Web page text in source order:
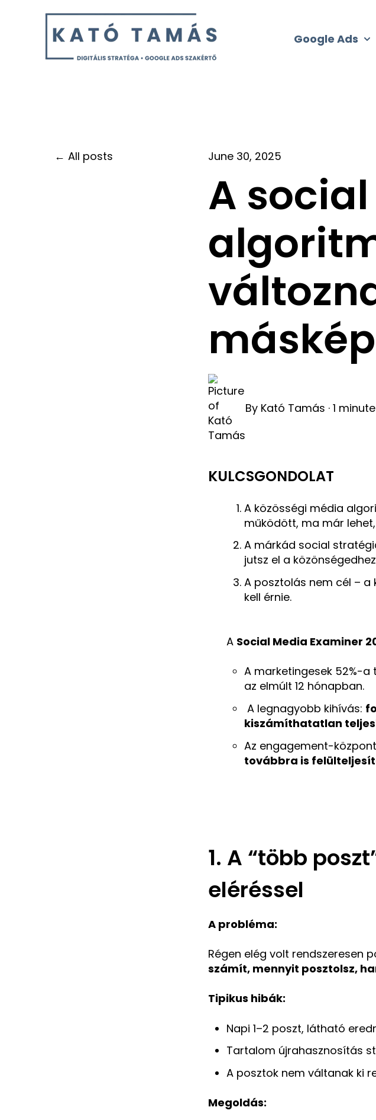
Google Ads
All posts June 30, 2025
A
By Kató Tamás · 1
KULCSGONDOLAT
A közösségi média
működött, ma már
A márkád social
jutsz el a
A posztolás nem cél – a
kell érnie.
A Social Media Examiner
A marketingesek 52%-
az elmúlt 12 hónapban.
A legnagyobb kihívás:
kiszámíthatatlan
Az engagement-
továbbra is
1. A “több
eléréssel
A probléma:
Régen elég volt rendszeresen
számít, mennyit posztolsz,
Tipikus hibák:
Napi 1–2 poszt, látható
Tartalom újrahasznosítás
A posztok nem váltanak ki
Megoldás: